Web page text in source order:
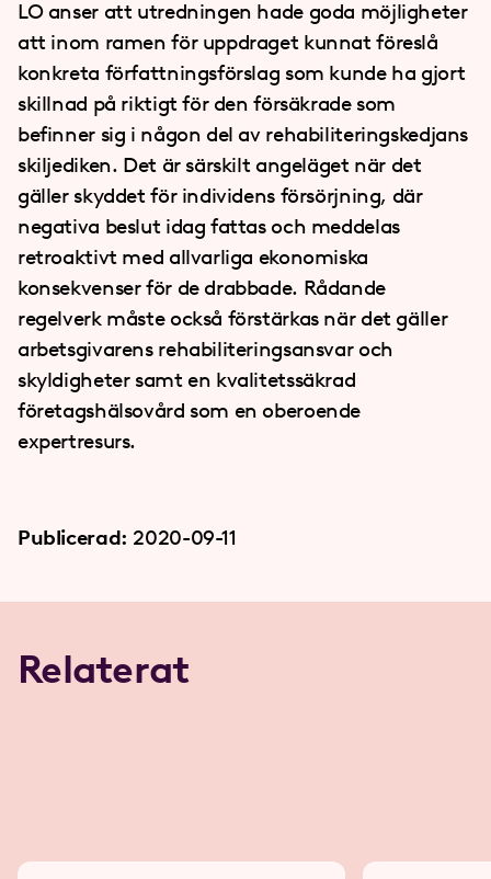
LO anser att utredningen hade goda möjligheter
att inom ramen för uppdraget kunnat föreslå
konkreta författningsförslag som kunde ha gjort
skillnad på riktigt för den försäkrade som
befinner sig i någon del av rehabiliteringskedjans
skiljediken. Det är särskilt angeläget när det
gäller skyddet för individens försörjning, där
negativa beslut idag fattas och meddelas
retroaktivt med allvarliga ekonomiska
konsekvenser för de drabbade. Rådande
regelverk måste också förstärkas när det gäller
arbetsgivarens rehabiliteringsansvar och
skyldigheter samt en kvalitetssäkrad
företagshälsovård som en oberoende
expertresurs.
Publicerad: 2020-09-11
Relaterat